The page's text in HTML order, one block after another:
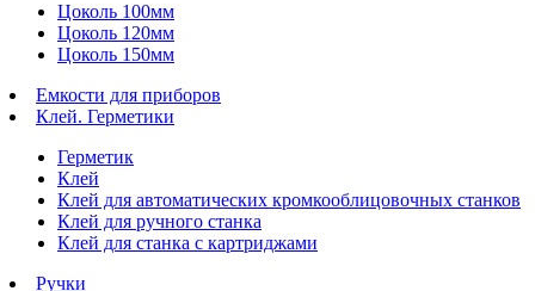
Цоколь 100мм
Цоколь 120мм
Цоколь 150мм
Емкости для приборов
Клей. Герметики
Герметик
Клей
Клей для автоматических кромкооблицовочных станков
Клей для ручного станка
Клей для станка с картриджами
Ручки